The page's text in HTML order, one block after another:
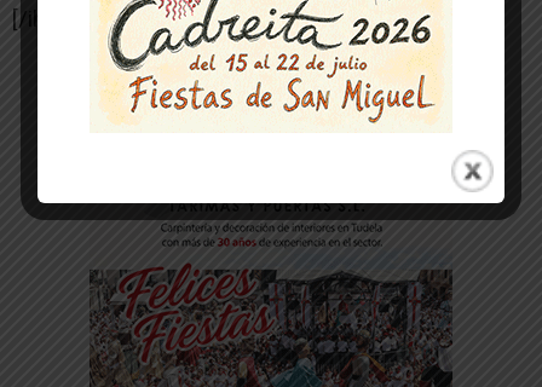
[/ihc-hide-content]
-- Publicidad --